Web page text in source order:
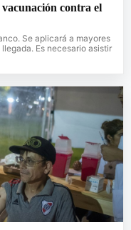
contra el
Se aplicará a mayores
Es necesario asistir